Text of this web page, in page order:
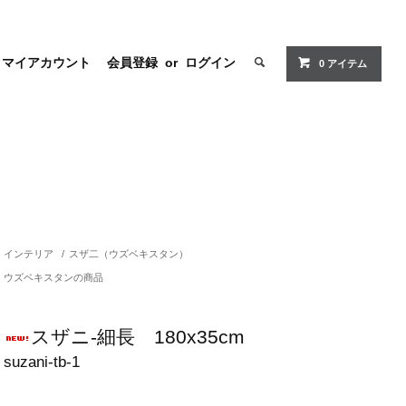
マイアカウント 会員登録 or ログイン 0 アイテム
インテリア / スザ二（ウズベキスタン）
ウズベキスタンの商品
スザニ-細長 180x35cm
suzani-tb-1